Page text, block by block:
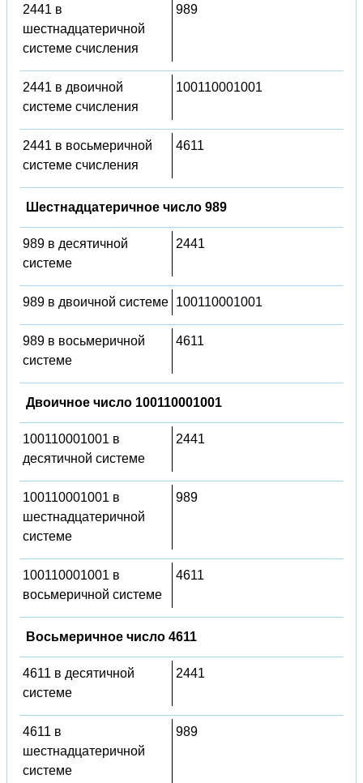
2441 в
шестнадцатеричной
системе счисления
989
2441 в двоичной
системе счисления
100110001001
2441 в восьмеричной
системе счисления
4611
Шестнадцатеричное число 989
989 в десятичной
системе
2441
989 в двоичной системе 100110001001
989 в восьмеричной
системе
4611
Двоичное число 100110001001
100110001001 в
десятичной системе
2441
100110001001 в
шестнадцатеричной
системе
989
100110001001 в
восьмеричной системе
4611
Восьмеричное число 4611
4611 в десятичной
системе
2441
4611 в
шестнадцатеричной
системе
989